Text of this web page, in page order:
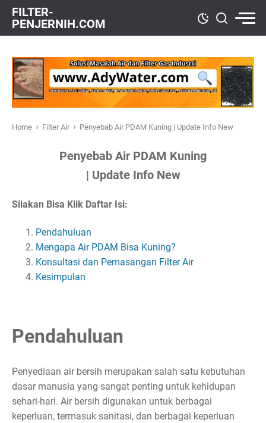
FILTER-
PENJERNIH.COM
Home › Filter Air › Penyebab Air PDAM Kuning | Update Info New
Penyebab Air PDAM Kuning
| Update Info New
Silakan Bisa Klik Daftar Isi:
Pendahuluan
Mengapa Air PDAM Bisa Kuning?
Konsultasi dan Pemasangan Filter Air
Kesimpulan
Pendahuluan
Penyediaan air bersih merupakan salah satu kebutuhan
dasar manusia yang sangat penting untuk kehidupan
sehari-hari. Air bersih digunakan untuk berbagai
keperluan, termasuk sanitasi, dan berbagai keperluan